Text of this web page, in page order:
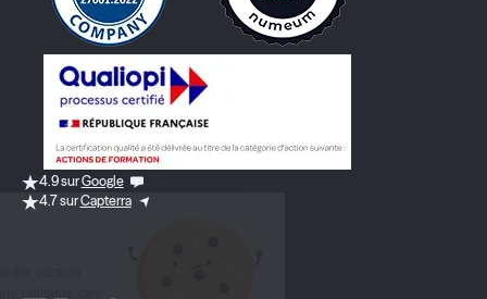
4.9 surGoogle
4.7 surCapterra